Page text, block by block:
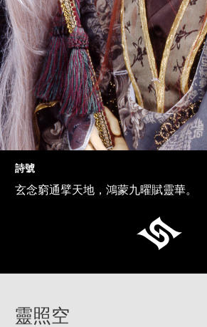
詩號
玄念窮通擘天地，鴻蒙九曜賦靈華。
靈照空